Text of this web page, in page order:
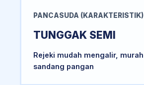
PANCASUDA (KARAKTERISTIK)
TUNGGAK SEMI
Rejeki mudah mengalir, murah
sandang pangan